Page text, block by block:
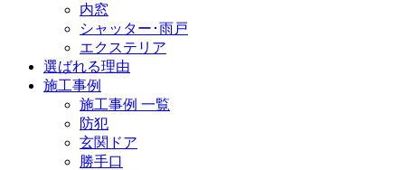
内窓
シャッター･雨戸
エクステリア
選ばれる理由
施工事例
施工事例 一覧
防犯
玄関ドア
勝手口